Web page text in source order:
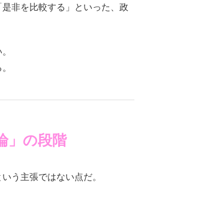
非を比較する」といった、政
」の段階
う主張ではない点だ。